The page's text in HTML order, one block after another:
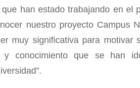
han estado trabajando en el
nuestro proyecto Campus
muy significativa para
y conocimiento que se han